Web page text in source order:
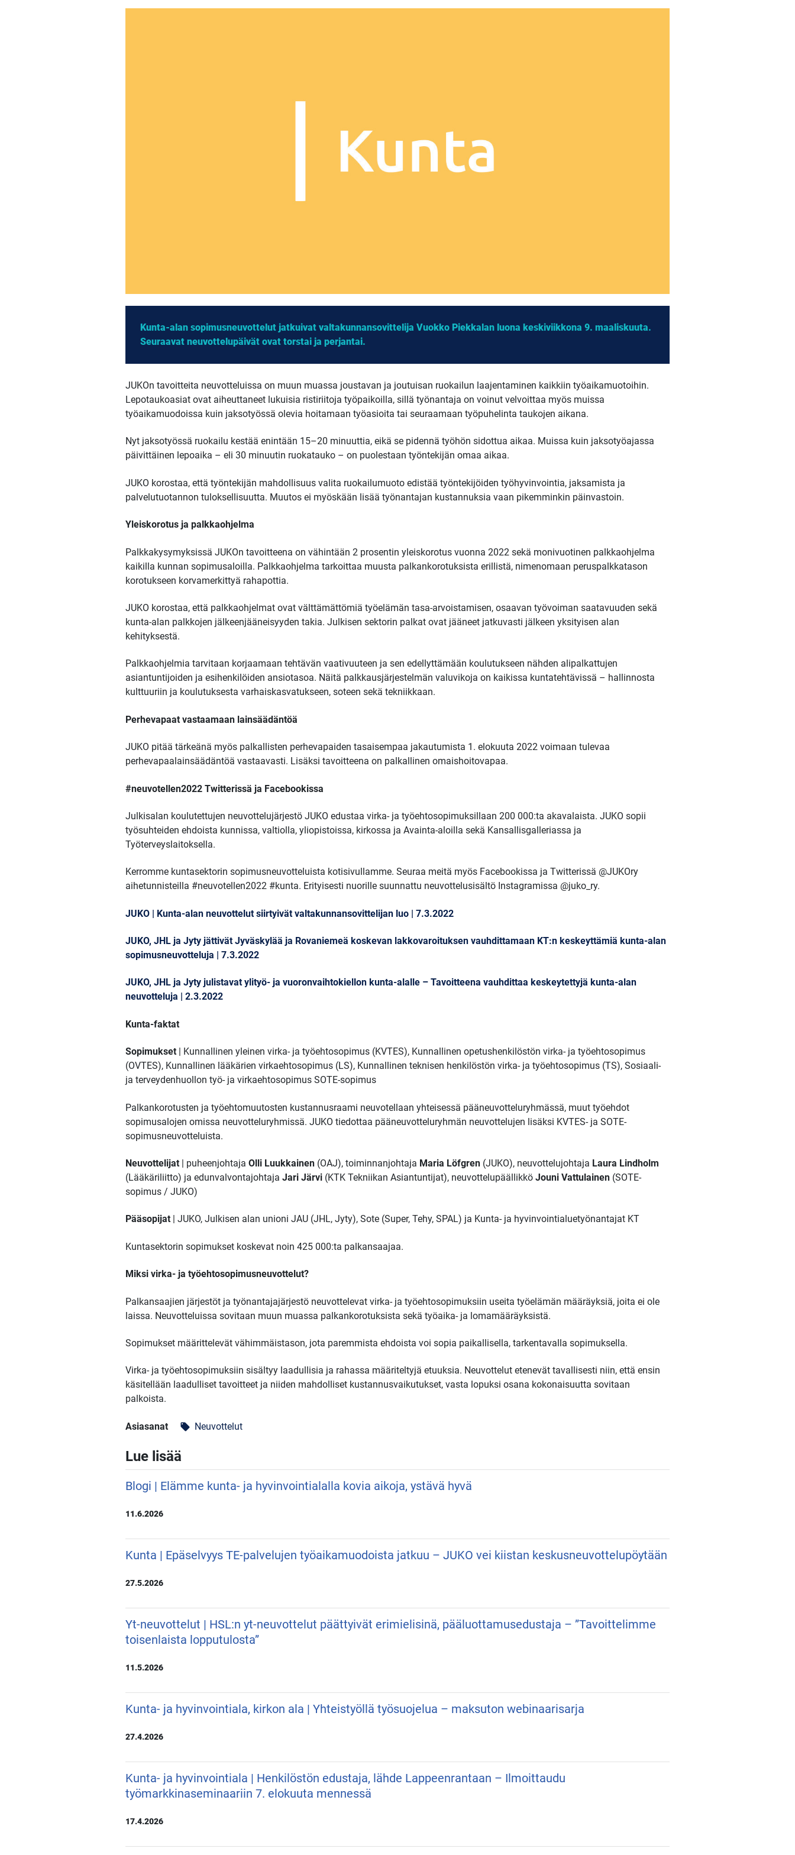
Kunta-alan sopimusneuvottelut jatkuivat valtakunnansovittelija Vuokko Piekkalan luona keskiviikkona 9. maaliskuuta.
Seuraavat neuvottelupäivät ovat torstai ja perjantai.
JUKOn tavoitteita neuvotteluissa on muun muassa joustavan ja joutuisan ruokailun laajentaminen kaikkiin työaikamuotoihin.
Lepotaukoasiat ovat aiheuttaneet lukuisia ristiriitoja työpaikoilla, sillä työnantaja on voinut velvoittaa myös muissa
työaikamuodoissa kuin jaksotyössä olevia hoitamaan työasioita tai seuraamaan työpuhelinta taukojen aikana.
Nyt jaksotyössä ruokailu kestää enintään 15–20 minuuttia, eikä se pidennä työhön sidottua aikaa. Muissa kuin jaksotyöajassa
päivittäinen lepoaika – eli 30 minuutin ruokatauko – on puolestaan työntekijän omaa aikaa.
JUKO korostaa, että työntekijän mahdollisuus valita ruokailumuoto edistää työntekijöiden työhyvinvointia, jaksamista ja
palvelutuotannon tuloksellisuutta. Muutos ei myöskään lisää työnantajan kustannuksia vaan pikemminkin päinvastoin.
Yleiskorotus ja palkkaohjelma
Palkkakysymyksissä JUKOn tavoitteena on vähintään 2 prosentin yleiskorotus vuonna 2022 sekä monivuotinen palkkaohjelma
kaikilla kunnan sopimusaloilla. Palkkaohjelma tarkoittaa muusta palkankorotuksista erillistä, nimenomaan peruspalkkatason
korotukseen korvamerkittyä rahapottia.
JUKO korostaa, että palkkaohjelmat ovat välttämättömiä työelämän tasa-arvoistamisen, osaavan työvoiman saatavuuden sekä
kunta-alan palkkojen jälkeenjääneisyyden takia. Julkisen sektorin palkat ovat jääneet jatkuvasti jälkeen yksityisen alan
kehityksestä.
Palkkaohjelmia tarvitaan korjaamaan tehtävän vaativuuteen ja sen edellyttämään koulutukseen nähden alipalkattujen
asiantuntijoiden ja esihenkilöiden ansiotasoa. Näitä palkkausjärjestelmän valuvikoja on kaikissa kuntatehtävissä – hallinnosta
kulttuuriin ja koulutuksesta varhaiskasvatukseen, soteen sekä tekniikkaan.
Perhevapaat vastaamaan lainsäädäntöä
JUKO pitää tärkeänä myös palkallisten perhevapaiden tasaisempaa jakautumista 1. elokuuta 2022 voimaan tulevaa
perhevapaalainsäädäntöä vastaavasti. Lisäksi tavoitteena on palkallinen omaishoitovapaa.
#neuvotellen2022 Twitterissä ja Facebookissa
Julkisalan koulutettujen neuvottelujärjestö JUKO edustaa virka- ja työehtosopimuksillaan 200 000:ta akavalaista. JUKO sopii
työsuhteiden ehdoista kunnissa, valtiolla, yliopistoissa, kirkossa ja Avainta-aloilla sekä Kansallisgalleriassa ja
Työterveyslaitoksella.
Kerromme kuntasektorin sopimusneuvotteluista kotisivullamme. Seuraa meitä myös Facebookissa ja Twitterissä @JUKOry
aihetunnisteilla #neuvotellen2022 #kunta. Erityisesti nuorille suunnattu neuvottelusisältö Instagramissa @juko_ry.
JUKO | Kunta-alan neuvottelut siirtyivät valtakunnansovittelijan luo | 7.3.2022
JUKO, JHL ja Jyty jättivät Jyväskylää ja Rovaniemeä koskevan lakkovaroituksen vauhdittamaan KT:n keskeyttämiä kunta-alan
sopimusneuvotteluja | 7.3.2022
JUKO, JHL ja Jyty julistavat ylityö- ja vuoronvaihtokiellon kunta-alalle – Tavoitteena vauhdittaa keskeytettyjä kunta-alan
neuvotteluja | 2.3.2022
Kunta-faktat
Sopimukset
| Kunnallinen yleinen virka- ja työehtosopimus (KVTES), Kunnallinen opetushenkilöstön virka- ja työehtosopimus
(OVTES), Kunnallinen lääkärien virkaehtosopimus (LS), Kunnallinen teknisen henkilöstön virka- ja työehtosopimus (TS), Sosiaali-
ja terveydenhuollon työ- ja virkaehtosopimus SOTE-sopimus
Palkankorotusten ja työehtomuutosten kustannusraami neuvotellaan yhteisessä pääneuvotteluryhmässä, muut työehdot
sopimusalojen omissa neuvotteluryhmissä. JUKO tiedottaa pääneuvotteluryhmän neuvottelujen lisäksi KVTES- ja SOTE-
sopimusneuvotteluista.
Neuvottelijat | puheenjohtaja Olli Luukkainen (OAJ), toiminnanjohtaja Maria Löfgren(JUKO), neuvottelujohtaja Laura Lindholm
(Lääkäriliitto) ja edunvalvontajohtaja Jari Järvi(KTK Tekniikan Asiantuntijat), neuvottelupäällikkö Jouni Vattulainen (SOTE-
sopimus / JUKO)
Pääsopijat| JUKO, Julkisen alan unioni JAU (JHL, Jyty), Sote (Super, Tehy, SPAL) ja Kunta- ja hyvinvointialuetyönantajat KT
Kuntasektorin sopimukset koskevat noin 425 000:ta palkansaajaa.
Miksi virka- ja työehtosopimusneuvottelut?
Palkansaajien järjestöt ja työnantajajärjestö neuvottelevat virka- ja työehtosopimuksiin useita työelämän määräyksiä, joita ei ole
laissa. Neuvotteluissa sovitaan muun muassa palkankorotuksista sekä työaika- ja lomamääräyksistä.
Sopimukset määrittelevät vähimmäistason, jota paremmista ehdoista voi sopia paikallisella, tarkentavalla sopimuksella.
Virka- ja työehtosopimuksiin sisältyy laadullisia ja rahassa määriteltyjä etuuksia. Neuvottelut etenevät tavallisesti niin, että ensin
käsitellään laadulliset tavoitteet ja niiden mahdolliset kustannusvaikutukset, vasta lopuksi osana kokonaisuutta sovitaan
palkoista.
Asiasanat local_offer Neuvottelut
Lue lisää
Blogi | Elämme kunta- ja hyvinvointialalla kovia aikoja, ystävä hyvä
11.6.2026
Kunta | Epäselvyys TE-palvelujen työaikamuodoista jatkuu – JUKO vei kiistan keskusneuvottelupöytään
27.5.2026
Yt-neuvottelut | HSL:n yt-neuvottelut päättyivät erimielisinä, pääluottamusedustaja – ”Tavoittelimme
toisenlaista lopputulosta”
11.5.2026
Kunta- ja hyvinvointiala, kirkon ala | Yhteistyöllä työsuojelua – maksuton webinaarisarja
27.4.2026
Kunta- ja hyvinvointiala | Henkilöstön edustaja, lähde Lappeenrantaan – Ilmoittaudu
työmarkkinaseminaariin 7. elokuuta mennessä
17.4.2026